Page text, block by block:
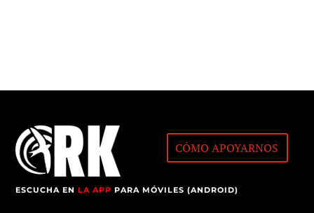
CÓMO APOYARNOS
ESCUCHA ENLA APP PARA MÓVILES (ANDROID)